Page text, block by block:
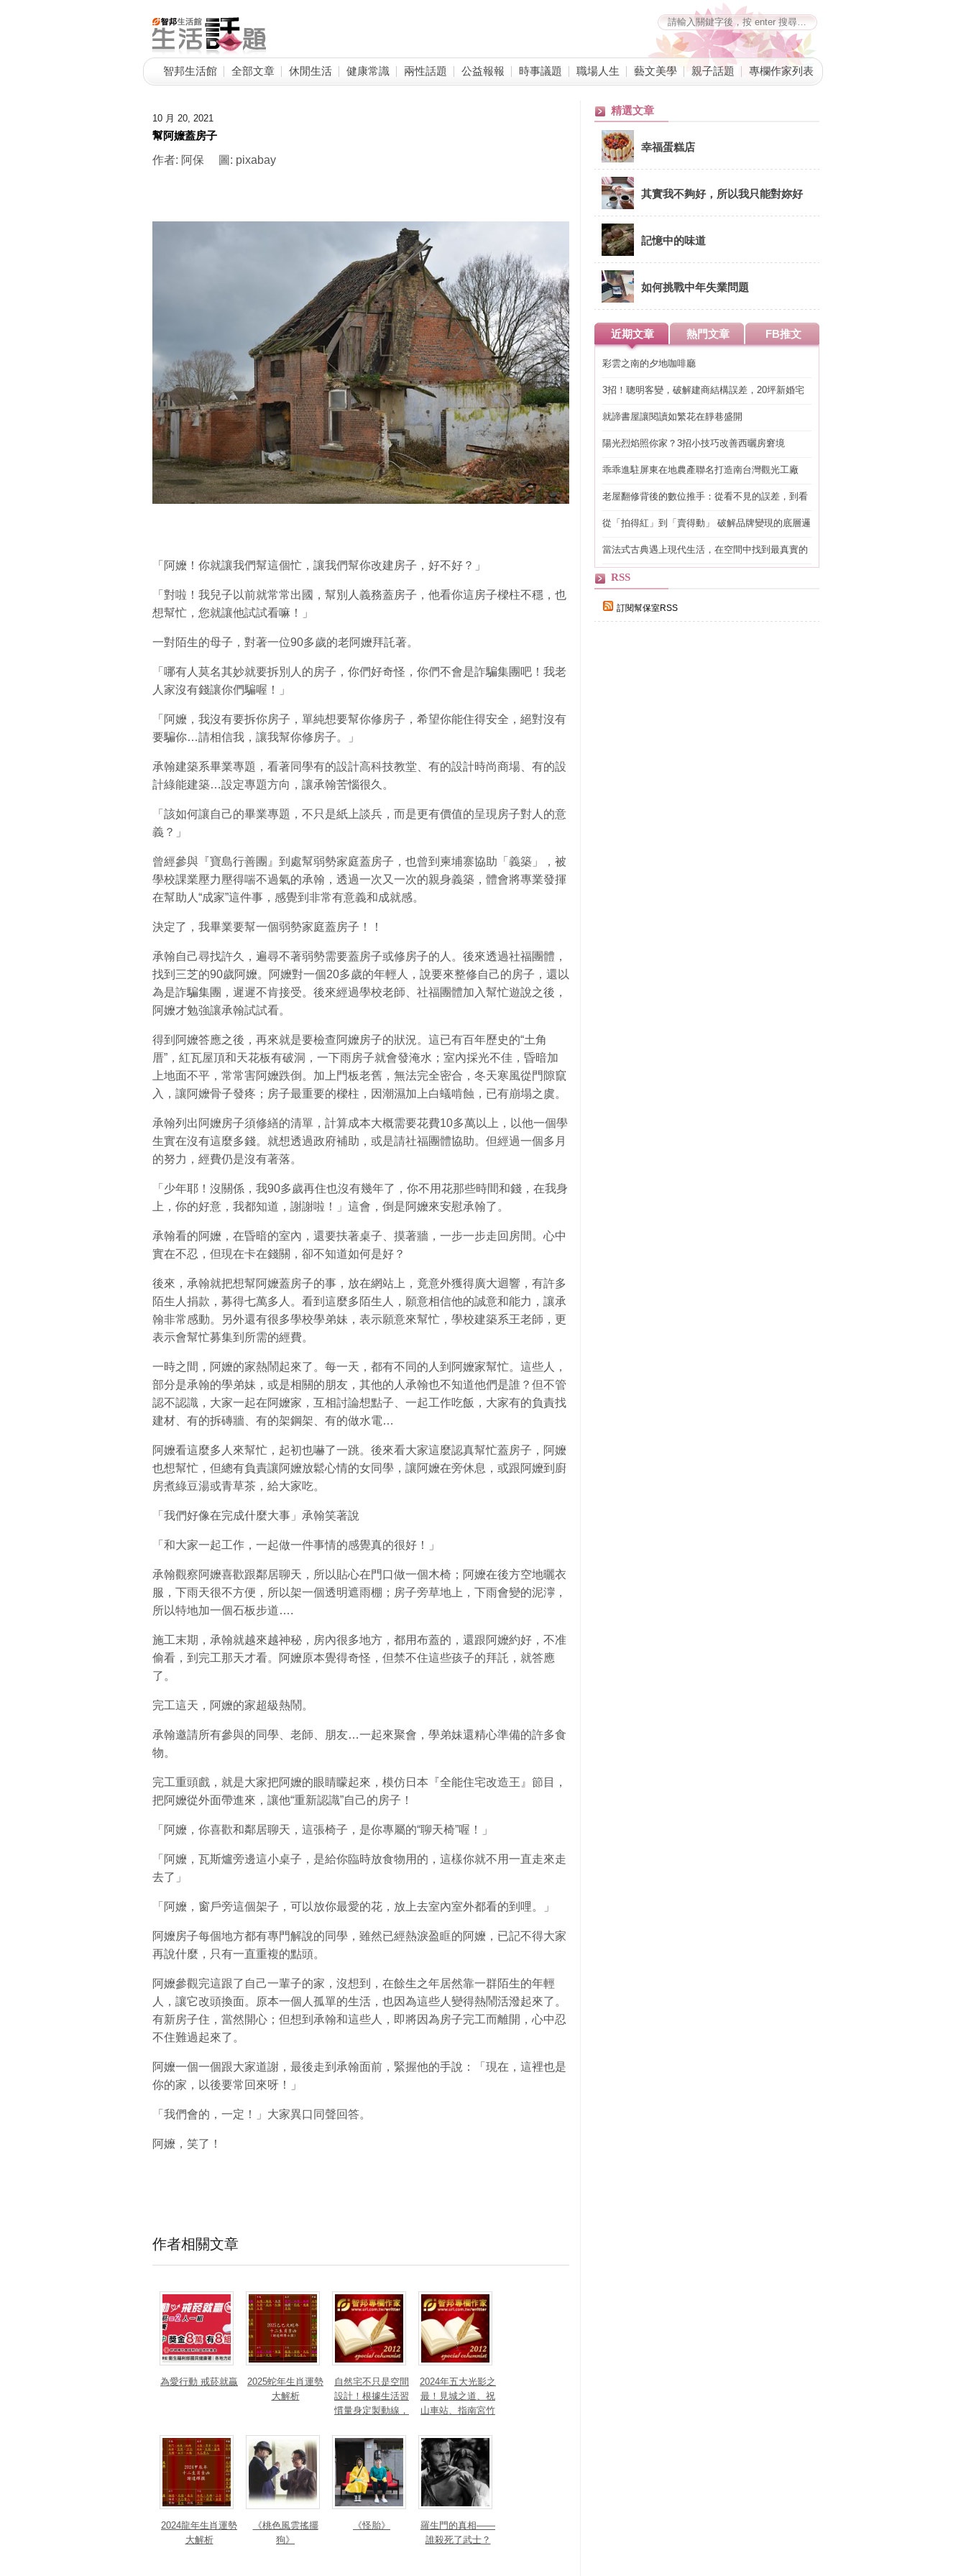
智邦生活館 全部文章 休閒生活 健康常識 兩性話題 公益報報 時事議題 職場人生 藝文美學 親子話題 專欄作家列表
10 月 20, 2021
幫阿嬤蓋房子
作者: 阿保 圖: pixabay
「阿嬤！你就讓我們幫這個忙，讓我們幫你改建房子，好不好？」
「對啦！我兒子以前就常常出國，幫別人義務蓋房子，他看你這房子樑柱不穩，也
想幫忙，您就讓他試試看嘛！」
一對陌生的母子，對著一位90多歲的老阿嬤拜託著。
「哪有人莫名其妙就要拆別人的房子，你們好奇怪，你們不會是詐騙集團吧！我老
人家沒有錢讓你們騙喔！」
「阿嬤，我沒有要拆你房子，單純想要幫你修房子，希望你能住得安全，絕對沒有
要騙你…請相信我，讓我幫你修房子。」
承翰建築系畢業專題，看著同學有的設計高科技教堂、有的設計時尚商場、有的設
計綠能建築…設定專題方向，讓承翰苦惱很久。
「該如何讓自己的畢業專題，不只是紙上談兵，而是更有價值的呈現房子對人的意
義？」
曾經參與『寶島行善團』到處幫弱勢家庭蓋房子，也曾到柬埔寨協助「義築」，被
學校課業壓力壓得喘不過氣的承翰，透過一次又一次的親身義築，體會將專業發揮
在幫助人“成家”這件事，感覺到非常有意義和成就感。
決定了，我畢業要幫一個弱勢家庭蓋房子！！
承翰自己尋找許久，遍尋不著弱勢需要蓋房子或修房子的人。後來透過社福團體，
找到三芝的90歲阿嬤。阿嬤對一個20多歲的年輕人，說要來整修自己的房子，還以
為是詐騙集團，遲遲不肯接受。後來經過學校老師、社福團體加入幫忙遊說之後，
阿嬤才勉強讓承翰試試看。
得到阿嬤答應之後，再來就是要檢查阿嬤房子的狀況。這已有百年歷史的“土角
厝”，紅瓦屋頂和天花板有破洞，一下雨房子就會發淹水；室內採光不佳，昏暗加
上地面不平，常常害阿嬤跌倒。加上門板老舊，無法完全密合，冬天寒風從門隙竄
入，讓阿嬤骨子發疼；房子最重要的樑柱，因潮濕加上白蟻啃蝕，已有崩塌之虞。
承翰列出阿嬤房子須修繕的清單，計算成本大概需要花費10多萬以上，以他一個學
生實在沒有這麼多錢。就想透過政府補助，或是請社福團體協助。但經過一個多月
的努力，經費仍是沒有著落。
「少年耶！沒關係，我90多歲再住也沒有幾年了，你不用花那些時間和錢，在我身
上，你的好意，我都知道，謝謝啦！」這會，倒是阿嬤來安慰承翰了。
承翰看的阿嬤，在昏暗的室內，還要扶著桌子、摸著牆，一步一步走回房間。心中
實在不忍，但現在卡在錢關，卻不知道如何是好？
後來，承翰就把想幫阿嬤蓋房子的事，放在網站上，竟意外獲得廣大迴響，有許多
陌生人捐款，募得七萬多人。看到這麼多陌生人，願意相信他的誠意和能力，讓承
翰非常感動。另外還有很多學校學弟妹，表示願意來幫忙，學校建築系王老師，更
表示會幫忙募集到所需的經費。
一時之間，阿嬤的家熱鬧起來了。每一天，都有不同的人到阿嬤家幫忙。這些人，
部分是承翰的學弟妹，或是相關的朋友，其他的人承翰也不知道他們是誰？但不管
認不認識，大家一起在阿嬤家，互相討論想點子、一起工作吃飯，大家有的負責找
建材、有的拆磚牆、有的架鋼架、有的做水電…
阿嬤看這麼多人來幫忙，起初也嚇了一跳。後來看大家這麼認真幫忙蓋房子，阿嬤
也想幫忙，但總有負責讓阿嬤放鬆心情的女同學，讓阿嬤在旁休息，或跟阿嬤到廚
房煮綠豆湯或青草茶，給大家吃。
「我們好像在完成什麼大事」承翰笑著說
「和大家一起工作，一起做一件事情的感覺真的很好！」
承翰觀察阿嬤喜歡跟鄰居聊天，所以貼心在門口做一個木椅；阿嬤在後方空地曬衣
服，下雨天很不方便，所以架一個透明遮雨棚；房子旁草地上，下雨會變的泥濘，
所以特地加一個石板步道….
施工末期，承翰就越來越神秘，房內很多地方，都用布蓋的，還跟阿嬤約好，不准
偷看，到完工那天才看。阿嬤原本覺得奇怪，但禁不住這些孩子的拜託，就答應
了。
完工這天，阿嬤的家超級熱鬧。
承翰邀請所有參與的同學、老師、朋友…一起來聚會，學弟妹還精心準備的許多食
物。
完工重頭戲，就是大家把阿嬤的眼睛矇起來，模仿日本『全能住宅改造王』節目，
把阿嬤從外面帶進來，讓他“重新認識”自己的房子！
「阿嬤，你喜歡和鄰居聊天，這張椅子，是你專屬的“聊天椅”喔！」
「阿嬤，瓦斯爐旁邊這小桌子，是給你臨時放食物用的，這樣你就不用一直走來走
去了」
「阿嬤，窗戶旁這個架子，可以放你最愛的花，放上去室內室外都看的到哩。」
阿嬤房子每個地方都有專門解說的同學，雖然已經熱淚盈眶的阿嬤，已記不得大家
再說什麼，只有一直重複的點頭。
阿嬤參觀完這跟了自己一輩子的家，沒想到，在餘生之年居然靠一群陌生的年輕
人，讓它改頭換面。原本一個人孤單的生活，也因為這些人變得熱鬧活潑起來了。
有新房子住，當然開心；但想到承翰和這些人，即將因為房子完工而離開，心中忍
不住難過起來了。
阿嬤一個一個跟大家道謝，最後走到承翰面前，緊握他的手說：「現在，這裡也是
你的家，以後要常回來呀！」
「我們會的，一定！」大家異口同聲回答。
阿嬤，笑了！
作者相關文章
為愛行動 戒菸就贏
2025蛇年生肖運勢
大解析
自然宅不只是空間
設計！根據生活習
慣量身定製動線，
生活步調
2024年五大光影之
最！見城之道、祝
山車站、指南宮竹
城奪台灣光環境獎
2024龍年生肖運勢
大解析
《桃色風雲搖擺
狗》
《怪胎》
羅生門的真相——
誰殺死了武士？
精選文章
幸福蛋糕店
其實我不夠好，所以我只能對妳好
記憶中的味道
如何挑戰中年失業問題
近期文章 熱門文章 FB推文
彩雲之南的夕地咖啡廳
3招！聰明客變，破解建商結構誤差，20坪新婚宅
就諦書屋讓閱讀如繁花在靜巷盛開
陽光烈焰照你家？3招小技巧改善西曬房窘境
乖乖進駐屏東在地農產聯名打造南台灣觀光工廠
老屋翻修背後的數位推手：從看不見的誤差，到看
從「拍得紅」到「賣得動」 破解品牌變現的底層邏
當法式古典遇上現代生活，在空間中找到最真實的
RSS
訂閱幫保室RSS